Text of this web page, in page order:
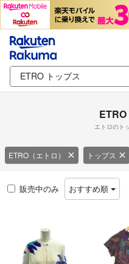
エトロのト
ETRO（エトロ） トップス
販売中のみ おすすめ順